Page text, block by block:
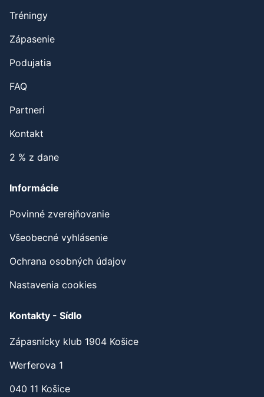
Tréningy
Zápasenie
Podujatia
FAQ
Partneri
Kontakt
2 % z dane
Informácie
Povinné zverejňovanie
Všeobecné vyhlásenie
Ochrana osobných údajov
Nastavenia cookies
Kontakty - Sídlo
Zápasnícky klub 1904 Košice
Werferova 1
040 11 Košice